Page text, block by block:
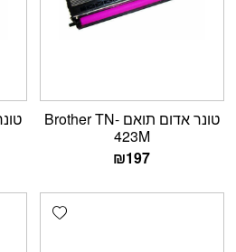
טונר אדום תואם Brother TN-
423M
₪197
Add wishlist